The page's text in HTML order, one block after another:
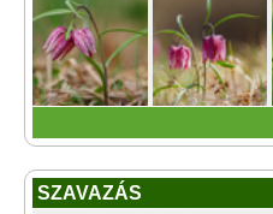
SZAVAZÁS